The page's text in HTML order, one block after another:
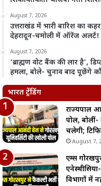
August 7, 2026
उत्तराखंड में भारी बारिश का
देहरादून-चमोली में ऑरेंज अलर्ट!
August 7, 2026
‘ब्राह्मण वोट बैंक की लार है’,
हमला, बोले- चुनाव बाद पूछेंगे
भारत ट्रेंडिंग
राज्यपाल
पोल, बोलीं-
चलेगी;
August 7,
एम्स
विभागों में